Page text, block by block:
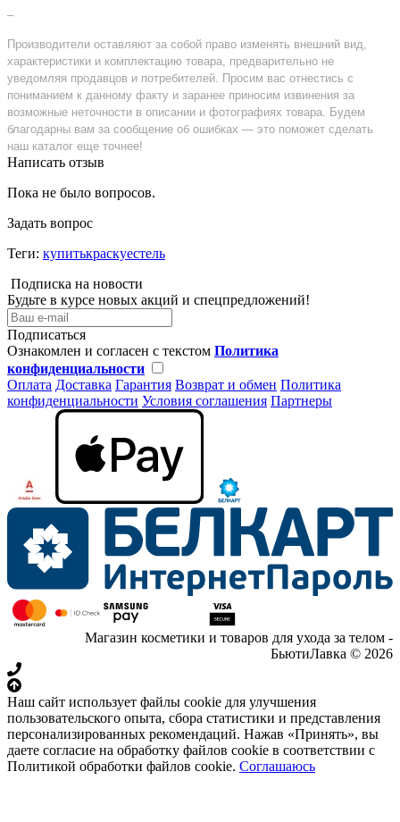
–
Производители оставляют за собой право изменять внешний вид,
характеристики и комплектацию товара, предварительно не
уведомляя продавцов и потребителей. Просим вас отнестись с
пониманием к данному факту и заранее приносим извинения за
возможные неточности в описании и фотографиях товара. Будем
благодарны вам за сообщение об ошибках — это поможет сделать
наш каталог еще точнее!
Написать отзыв
Пока не было вопросов.
Задать вопрос
Теги: купитькраскуестель
Подписка на новости
Будьте в курсе новых акций и спецпредложений!
Подписаться
Ознакомлен и согласен с текстом Политика
конфиденциальности
Оплата Доставка Гарантия Возврат и обмен Политика
конфиденциальности Условия соглашения Партнеры
Магазин косметики и товаров для ухода за телом -
БьютиЛавка © 2026
Наш сайт использует файлы cookie для улучшения
пользовательского опыта, сбора статистики и представления
персонализированных рекомендаций. Нажав «Принять», вы
даете согласие на обработку файлов cookie в соответствии с
Политикой обработки файлов cookie. Соглашаюсь